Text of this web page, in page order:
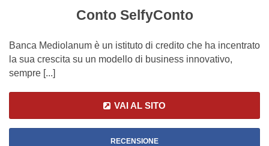
Conto SelfyConto
Banca Mediolanum è un istituto di credito che ha incentrato
la sua crescita su un modello di business innovativo,
sempre [...]
VAI AL SITO
RECENSIONE